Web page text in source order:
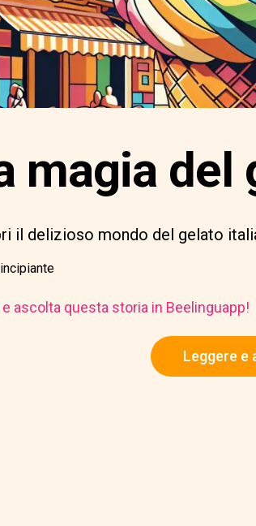
magia del
il delizioso mondo del gelato
e ascolta questa storia in Beelinguapp!
Leggere e